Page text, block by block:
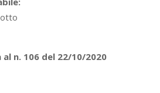
n. 106 del 22/10/2020